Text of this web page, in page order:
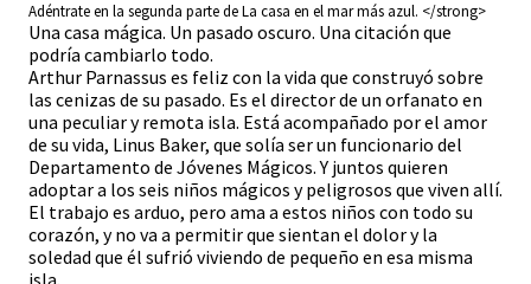
Adéntrate en la segunda parte de La casa en el mar más azul. </strong>
Una casa mágica. Un pasado oscuro. Una citación que
podría cambiarlo todo.
Arthur Parnassus es feliz con la vida que construyó sobre
las cenizas de su pasado. Es el director de un orfanato en
una peculiar y remota isla. Está acompañado por el amor
de su vida, Linus Baker, que solía ser un funcionario del
Departamento de Jóvenes Mágicos. Y juntos quieren
adoptar a los seis niños mágicos y peligrosos que viven allí.
El trabajo es arduo, pero ama a estos niños con todo su
corazón, y no va a permitir que sientan el dolor y la
soledad que él sufrió viviendo de pequeño en esa misma